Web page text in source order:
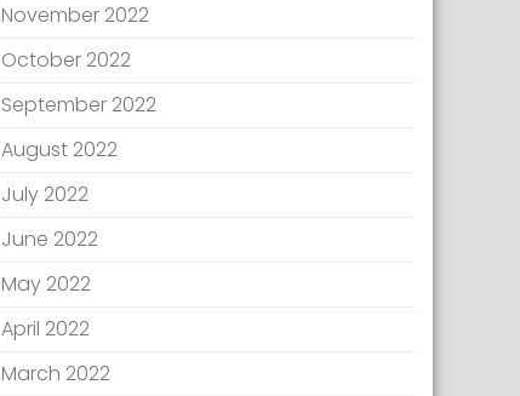
November 2022
October 2022
September 2022
August 2022
July 2022
June 2022
May 2022
April 2022
March 2022